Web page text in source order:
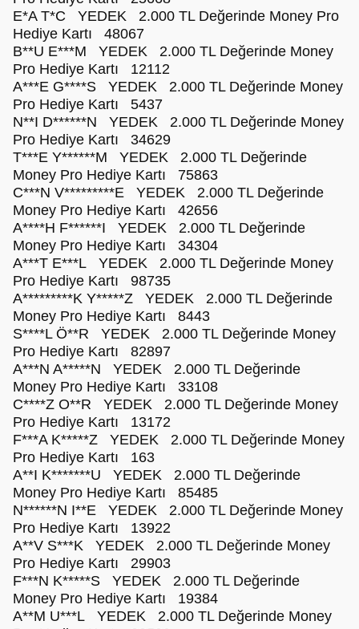
E*A T*C YEDEK 2.000 TL Değerinde Money Pro
Hediye Kartı 48067
B**U E***M YEDEK 2.000 TL Değerinde Money
Pro Hediye Kartı 12112
A***E G****S YEDEK 2.000 TL Değerinde Money
Pro Hediye Kartı 5437
N**I D******N YEDEK 2.000 TL Değerinde Money
Pro Hediye Kartı 34629
T***E Y******M YEDEK 2.000 TL Değerinde
Money Pro Hediye Kartı 75863
C***N V*********E YEDEK 2.000 TL Değerinde
Money Pro Hediye Kartı 42656
A****H F******I YEDEK 2.000 TL Değerinde
Money Pro Hediye Kartı 34304
A***T E***L YEDEK 2.000 TL Değerinde Money
Pro Hediye Kartı 98735
A*********K Y*****Z YEDEK 2.000 TL Değerinde
Money Pro Hediye Kartı 8443
S****L Ö**R YEDEK 2.000 TL Değerinde Money
Pro Hediye Kartı 82897
A***N A*****N YEDEK 2.000 TL Değerinde
Money Pro Hediye Kartı 33108
C****Z O**R YEDEK 2.000 TL Değerinde Money
Pro Hediye Kartı 13172
F***A K*****Z YEDEK 2.000 TL Değerinde Money
Pro Hediye Kartı 163
A**I K*******U YEDEK 2.000 TL Değerinde
Money Pro Hediye Kartı 85485
N******N I**E YEDEK 2.000 TL Değerinde Money
Pro Hediye Kartı 13922
A**V S***K YEDEK 2.000 TL Değerinde Money
Pro Hediye Kartı 29903
F***N K*****S YEDEK 2.000 TL Değerinde
Money Pro Hediye Kartı 19384
A**M U***L YEDEK 2.000 TL Değerinde Money